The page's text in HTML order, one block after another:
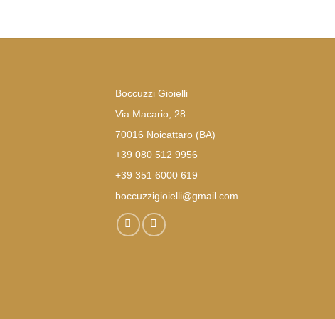
Boccuzzi Gioielli
Via Macario, 28
70016 Noicattaro (BA)
+39 080 512 9956
+39 351 6000 619
boccuzzigioielli@gmail.com